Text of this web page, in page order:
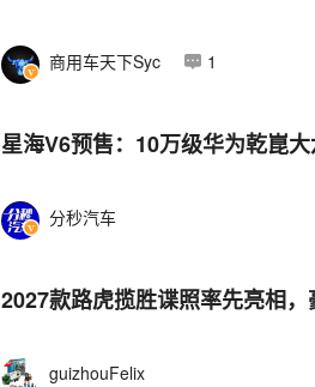
商用车天下Syc 1
星海V6预售：10万级华为乾崑
分秒汽车
2027款路虎揽胜谍照率先亮相
guizhouFelix